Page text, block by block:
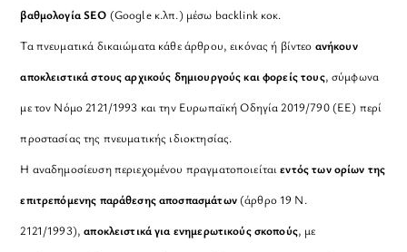
βαθμολογία SEO (Google κ.λπ.) μέσω backlink κοκ.
Τα πνευματικά δικαιώματα κάθε άρθρου, εικόνας ή βίντεο ανήκουν
αποκλειστικά στους αρχικούς δημιουργούς και φορείς τους, σύμφωνα
με τον Νόμο 2121/1993 και την Ευρωπαϊκή Οδηγία 2019/790 (ΕΕ) περί
προστασίας της πνευματικής ιδιοκτησίας.
Η αναδημοσίευση περιεχομένου πραγματοποιείταιεντός των ορίων της
επιτρεπόμενης παράθεσης αποσπασμάτων(άρθρο 19 Ν.
2121/1993), αποκλειστικά για ενημερωτικούς σκοπούς, με